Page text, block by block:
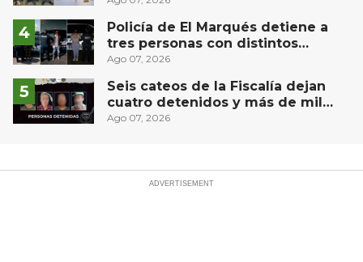
Policía de El Marqués detiene a
tres personas con distintos
narcóticos
Ago 07, 2026
Seis cateos de la Fiscalía dejan
cuatro detenidos y más de mil
dosis aseguradas en Querétaro
Ago 07, 2026